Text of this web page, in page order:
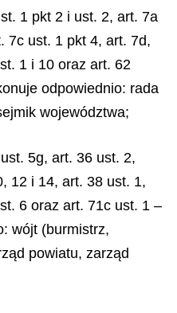
1 pkt 2 i ust. 2, art. 7a
7c ust. 1 pkt 4, art. 7d,
1 i 10 oraz art. 62
odpowiednio: rada
województwa;
5g, art. 36 ust. 2,
12 i 14, art. 38 ust. 1,
6 oraz art. 71c ust. 1 –
wójt (burmistrz,
powiatu, zarząd